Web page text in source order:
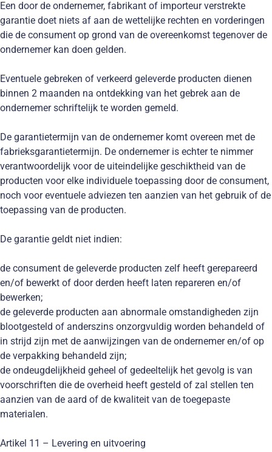
Een door de ondernemer, fabrikant of importeur verstrekte
garantie doet niets af aan de wettelijke rechten en vorderingen
die de consument op grond van de overeenkomst tegenover de
ondernemer kan doen gelden.
Eventuele gebreken of verkeerd geleverde producten dienen
binnen 2 maanden na ontdekking van het gebrek aan de
ondernemer schriftelijk te worden gemeld.
De garantietermijn van de ondernemer komt overeen met de
fabrieksgarantietermijn. De ondernemer is echter te nimmer
verantwoordelijk voor de uiteindelijke geschiktheid van de
producten voor elke individuele toepassing door de consument,
noch voor eventuele adviezen ten aanzien van het gebruik of de
toepassing van de producten.
De garantie geldt niet indien:
de consument de geleverde producten zelf heeft gerepareerd
en/of bewerkt of door derden heeft laten repareren en/of
bewerken;
de geleverde producten aan abnormale omstandigheden zijn
blootgesteld of anderszins onzorgvuldig worden behandeld of
in strijd zijn met de aanwijzingen van de ondernemer en/of op
de verpakking behandeld zijn;
de ondeugdelijkheid geheel of gedeeltelijk het gevolg is van
voorschriften die de overheid heeft gesteld of zal stellen ten
aanzien van de aard of de kwaliteit van de toegepaste
materialen.
Artikel 11 – Levering en uitvoering